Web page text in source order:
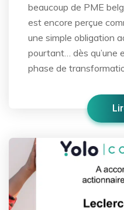
beaucoup de PME
est encore perçue
une simple obligation
pourtant… dès qu’une
phase de